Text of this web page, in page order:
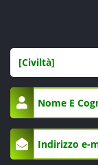
[Civiltà]